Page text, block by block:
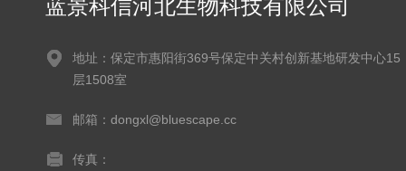
蓝景科信河北生物科技有限公司
地址：保定市惠阳街369号保定中关村创新基地研发中心15
层1508室
邮箱：dongxl@bluescape.cc
传真：